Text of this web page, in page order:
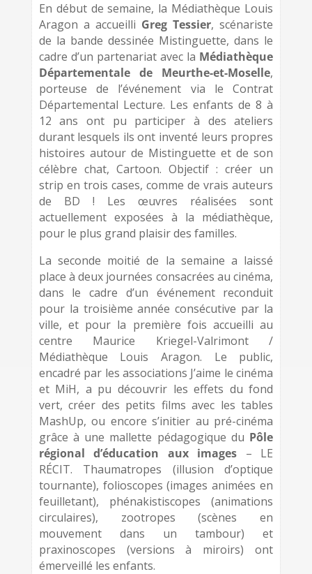
En début de semaine, la Médiathèque Louis
Aragon a accueilli Greg Tessier, scénariste
de la bande dessinée Mistinguette, dans le
cadre d’un partenariat avec la Médiathèque
Départementale de Meurthe-et-Moselle,
porteuse de l’événement via le Contrat
Départemental Lecture. Les enfants de 8 à
12 ans ont pu participer à des ateliers
durant lesquels ils ont inventé leurs propres
histoires autour de Mistinguette et de son
célèbre chat, Cartoon. Objectif : créer un
strip en trois cases, comme de vrais auteurs
de BD ! Les œuvres réalisées sont
actuellement exposées à la médiathèque,
pour le plus grand plaisir des familles.
La seconde moitié de la semaine a laissé
place à deux journées consacrées au cinéma,
dans le cadre d’un événement reconduit
pour la troisième année consécutive par la
ville, et pour la première fois accueilli au
centre Maurice Kriegel-Valrimont /
Médiathèque Louis Aragon. Le public,
encadré par les associations J’aime le cinéma
et MiH, a pu découvrir les effets du fond
vert, créer des petits films avec les tables
MashUp, ou encore s’initier au pré-cinéma
grâce à une mallette pédagogique du Pôle
régional d’éducation aux images – LE
RÉCIT. Thaumatropes (illusion d’optique
tournante), folioscopes (images animées en
feuilletant), phénakistiscopes (animations
circulaires), zootropes (scènes en
mouvement dans un tambour) et
praxinoscopes (versions à miroirs) ont
émerveillé les enfants.